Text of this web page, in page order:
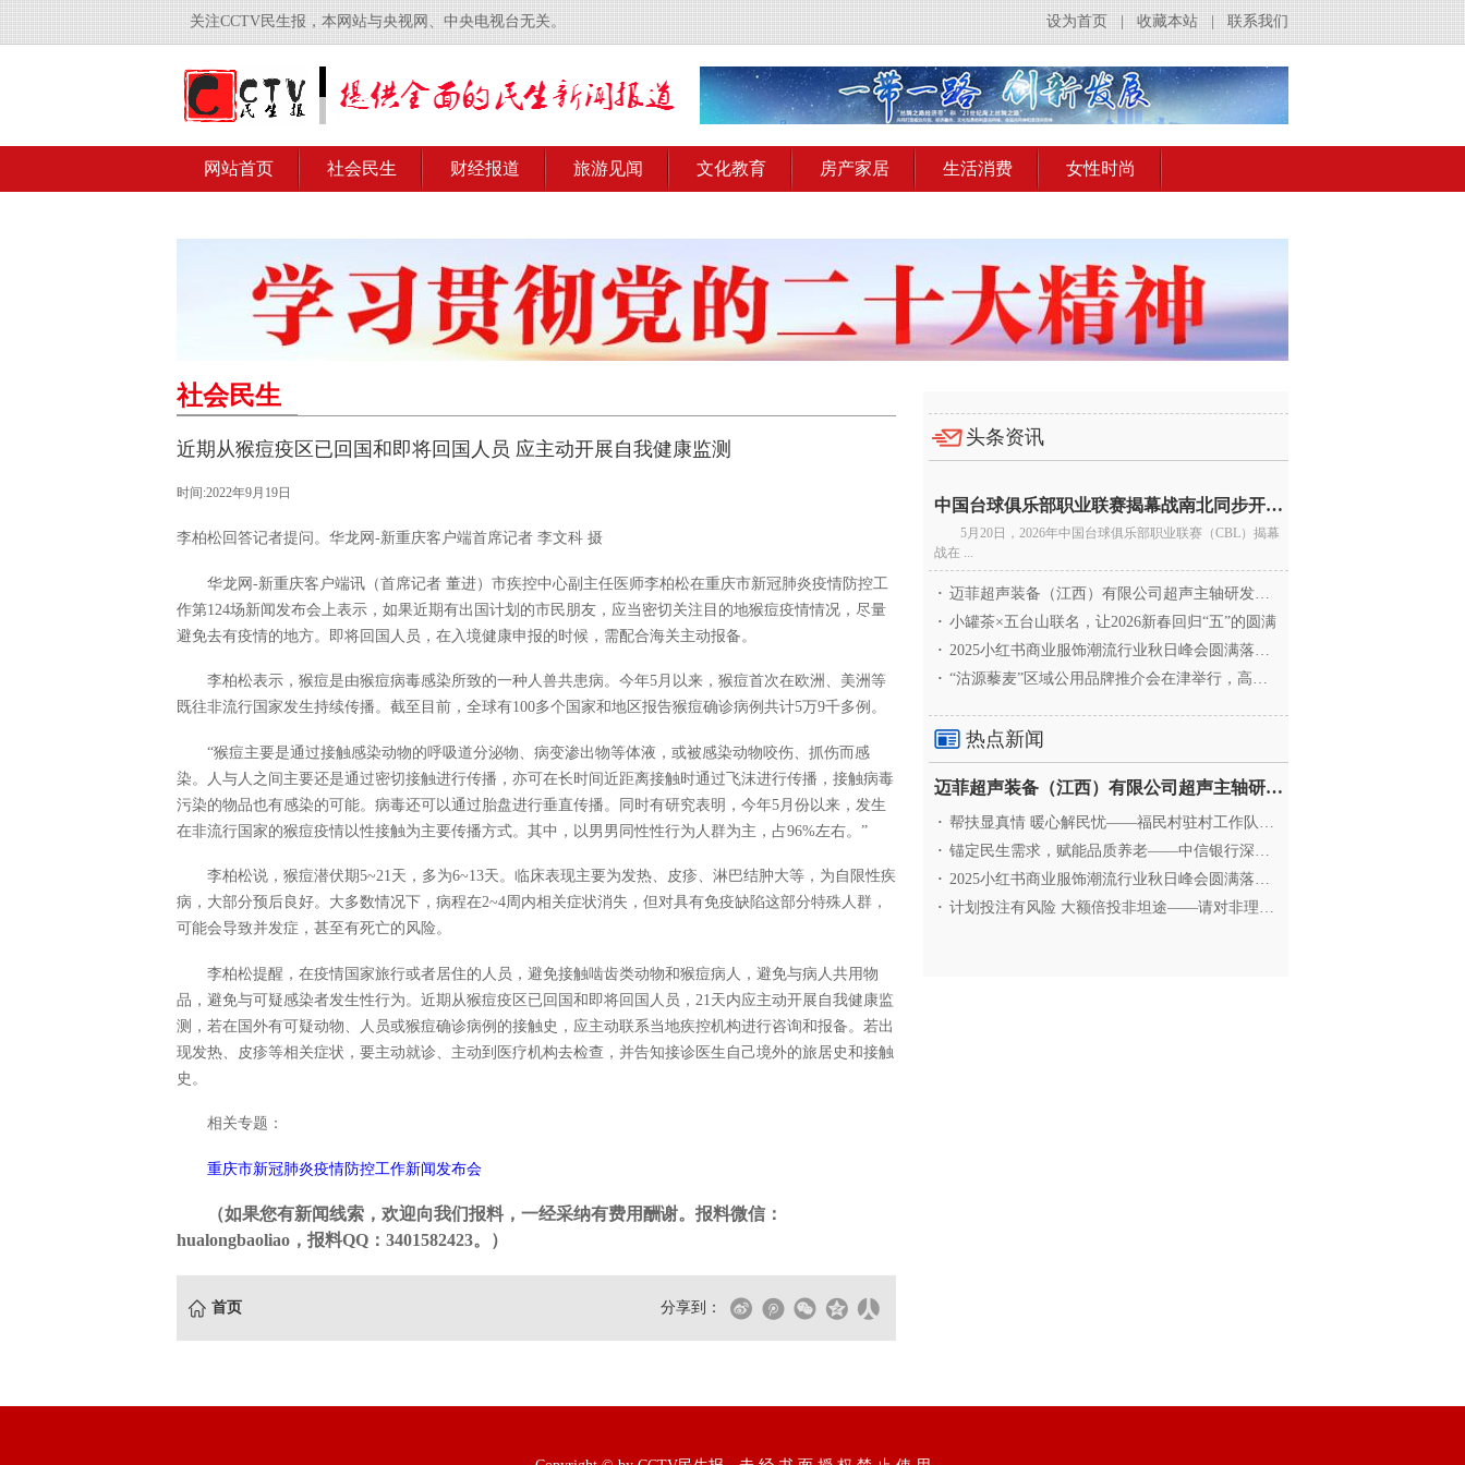
关注CCTV民生报，本网站与央视网、中央电视台无关。 联系我们
收藏本站
设为首页
网站首页 社会民生 财经报道 旅游见闻 文化教育 房产家居 生活消费 女性时尚
社会民生
近期从猴痘疫区已回国和即将回国人员 应主动开展自我健康监测
时间:2022年9月19日
李柏松回答记者提问。华龙网-新重庆客户端首席记者 李文科 摄
华龙网-新重庆客户端讯（首席记者 董进）市疾控中心副主任医师李柏松在重庆市新冠肺炎疫情防控工
作第124场新闻发布会上表示，如果近期有出国计划的市民朋友，应当密切关注目的地猴痘疫情情况，尽量
避免去有疫情的地方。即将回国人员，在入境健康申报的时候，需配合海关主动报备。
李柏松表示，猴痘是由猴痘病毒感染所致的一种人兽共患病。今年5月以来，猴痘首次在欧洲、美洲等
既往非流行国家发生持续传播。截至目前，全球有100多个国家和地区报告猴痘确诊病例共计5万9千多例。
“猴痘主要是通过接触感染动物的呼吸道分泌物、病变渗出物等体液，或被感染动物咬伤、抓伤而感
染。人与人之间主要还是通过密切接触进行传播，亦可在长时间近距离接触时通过飞沫进行传播，接触病毒
污染的物品也有感染的可能。病毒还可以通过胎盘进行垂直传播。同时有研究表明，今年5月份以来，发生
在非流行国家的猴痘疫情以性接触为主要传播方式。其中，以男男同性性行为人群为主，占96%左右。”
李柏松说，猴痘潜伏期5~21天，多为6~13天。临床表现主要为发热、皮疹、淋巴结肿大等，为自限性疾
病，大部分预后良好。大多数情况下，病程在2~4周内相关症状消失，但对具有免疫缺陷这部分特殊人群，
可能会导致并发症，甚至有死亡的风险。
李柏松提醒，在疫情国家旅行或者居住的人员，避免接触啮齿类动物和猴痘病人，避免与病人共用物
品，避免与可疑感染者发生性行为。近期从猴痘疫区已回国和即将回国人员，21天内应主动开展自我健康监
测，若在国外有可疑动物、人员或猴痘确诊病例的接触史，应主动联系当地疾控机构进行咨询和报备。若出
现发热、皮疹等相关症状，要主动就诊、主动到医疗机构去检查，并告知接诊医生自己境外的旅居史和接触
史。
相关专题：
重庆市新冠肺炎疫情防控工作新闻发布会
（如果您有新闻线索，欢迎向我们报料，一经采纳有费用酬谢。报料微信：
hualongbaoliao，报料QQ：3401582423。）
首页 分享到：
头条资讯
中国台球俱乐部职业联赛揭幕战南北同步开杆 首届CBL
5月20日，2026年中国台球俱乐部职业联赛（CBL）揭幕
战在 ...
· 迈菲超声装备（江西）有限公司超声主轴研发和生产项
· 小罐茶×五台山联名，让2026新春回归“五”的圆满
· 2025小红书商业服饰潮流行业秋日峰会圆满落幕，携手
· “沽源藜麦”区域公用品牌推介会在津举行，高蛋白产业
热点新闻
迈菲超声装备（江西）有限公司超声主轴研发和生产项
· 帮扶显真情 暖心解民忧——福民村驻村工作队与村委心系
· 锚定民生需求，赋能品质养老——中信银行深圳分行养老
· 2025小红书商业服饰潮流行业秋日峰会圆满落幕，携手
· 计划投注有风险 大额倍投非坦途——请对非理性购彩说“